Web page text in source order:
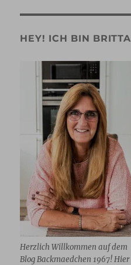
HEY! ICH BIN BRITTA
Herzlich Willkommen auf dem
Blog Backmaedchen 1967! Hier